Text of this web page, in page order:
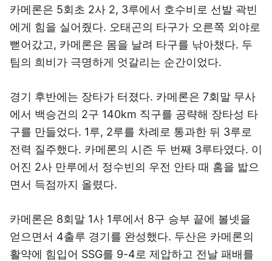
카메론은 5회초 2사 2, 3루에서 호수비로 선발 곽빈
에게 힘을 실어줬다. 오태곤의 타구가 오른쪽 외야로
뻗어갔고, 카메론은 몸을 날려 타구를 낚아챘다. 두
팀의 희비가 극명하게 엇갈리는 순간이었다.
경기 후반에는 장타가 터졌다. 카메론은 7회말 무사
에서 백승건의 2구 140km 직구를 공략해 장타성 타
구를 만들었다. 1루, 2루를 차례로 통과한 뒤 3루로
전력 질주했다. 카메론의 시즌 두 번째 3루타였다. 이
어진 2사 만루에서 정수빈의 우전 안타 때 홈을 밟으
면서 득점까지 올렸다.
카메론은 8회말 1사 1루에서 8구 승부 끝에 볼넷을
얻으면서 4출루 경기를 완성했다. 두산은 카메론의
활약에 힘입어 SSG를 9-4로 제압하고 전날 패배를